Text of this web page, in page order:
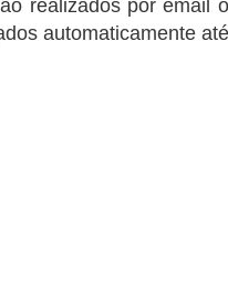
realizados por
automaticamente